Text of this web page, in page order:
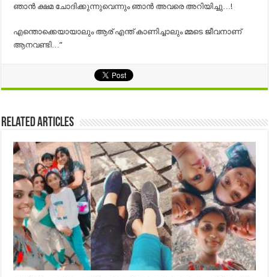
ഞാന്‍ ക്ഷമ ചോദിക്കുന്നുവെന്നും ഞാന്‍ അവരെ അറിയിച്ചു…!
എന്തൊക്കെയായാലും ആര് എന്ത് കാണിച്ചാലും മ്മടെ ജീവനാണ്
ആനവണ്ടി…”
Related Articles